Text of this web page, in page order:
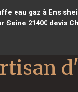
eau gaz à
Seine 21400devis